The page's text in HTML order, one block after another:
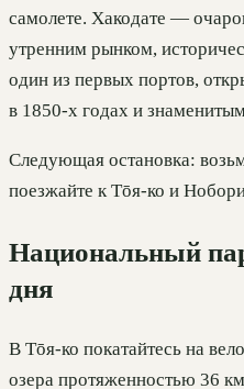
самолете. Хакодате —
утренним рынком,
один из первых портов,
в 1850-х годах и
Следующая остановка:
поезжайте к Тōя-ко и
Национальный
дня
В Тōя-ко покатайтесь на
озера протяженностью 36